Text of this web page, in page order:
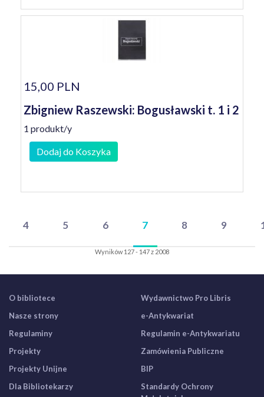
15,00 PLN
Zbigniew Raszewski: Bogusławski t. 1 i 2
1 produkt/y
Dodaj do Koszyka
4 5 6 7 8 9
Wyników 127 - 147 z 2008
O bibliotece
Nasze strony
Regulaminy
Projekty
Projekty Unijne
Dla Bibliotekarzy
Wydawnictwo Pro Libris
e-Antykwariat
Regulamin e-Antykwariatu
Zamówienia Publiczne
BIP
Standardy Ochrony